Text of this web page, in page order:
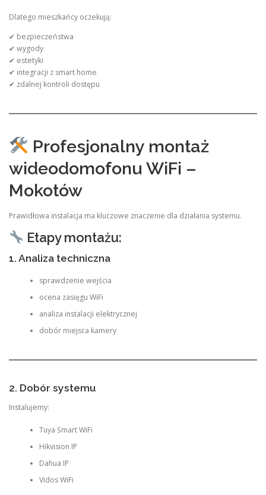
Dlatego mieszkańcy oczekują:
✔ bezpieczeństwa
✔ wygody
✔ estetyki
✔ integracji z smart home
✔ zdalnej kontroli dostępu
Profesjonalny montaż
wideodomofonu WiFi –
Mokotów
Prawidłowa instalacja ma kluczowe znaczenie dla działania systemu.
Etapy montażu:
1. Analiza techniczna
sprawdzenie wejścia
ocena zasięgu WiFi
analiza instalacji elektrycznej
dobór miejsca kamery
2. Dobór systemu
Instalujemy:
Tuya Smart WiFi
Hikvision IP
Dahua IP
Vidos WiFi